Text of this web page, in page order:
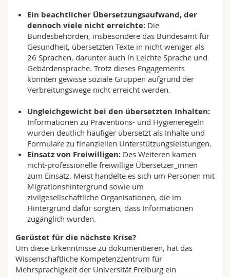
Ein beachtlicher Übersetzungsaufwand, der
dennoch viele nicht erreichte:Die
Bundesbehörden, insbesondere das Bundesamt für
Gesundheit, übersetzten Texte in nicht weniger als
26 Sprachen, darunter auch in Leichte Sprache und
Gebärdensprache. Trotz dieses Engagements
konnten gewisse soziale Gruppen aufgrund der
Verbreitungswege nicht erreicht werden.
Ungleichgewicht bei den übersetzten Inhalten:
Informationen zu Präventions- und Hygieneregeln
wurden deutlich häufiger übersetzt als Inhalte und
Formulare zu finanziellen Unterstützungsleistungen.
Einsatz von Freiwilligen:Des Weiteren kamen
nicht-professionelle freiwillige Übersetzer_innen
zum Einsatz. Meist handelte es sich um Personen mit
Migrationshintergrund sowie um
zivilgesellschaftliche Organisationen, die im
Hintergrund dafür sorgten, dass Informationen
zugänglich wurden.
Gerüstet für die nächste Krise?
Um diese Erkenntnisse zu dokumentieren, hat das
Wissenschaftliche Kompetenzzentrum für
Mehrsprachigkeit der Universität Freiburg ein